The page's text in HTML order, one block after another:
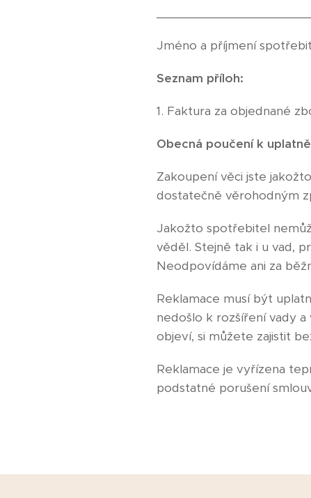
Jméno a příjmení
Seznam příloh:
1. Faktura za objednané
Obecná poučení k
Zakoupení věci jste
dostatečně věrohodným
Jakožto spotřebitel
věděl. Stejně tak i u vad,
Neodpovídáme ani za
Reklamace musí být
nedošlo k rozšíření vady
objeví, si můžete zajistit
Reklamace je vyřízena
podstatné porušení